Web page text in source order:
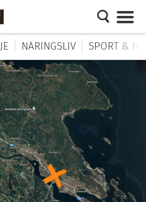
NÄRINGSLIV SPORT &